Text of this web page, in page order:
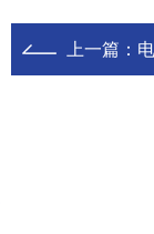
上一篇：